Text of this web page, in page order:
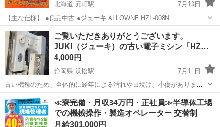
北海道 元町駅
7月13日
【主な仕様】 ●良品中古 ●ジューキ ALLOWNE HZL-008N …
北海道 札幌市 元町駅 生活家電 HZL
ご覧いただきありがとうございます。
JUKI（ジューキ）の古い電子ミシン「HZ…
4,000円
静岡県 浜松駅
7月11日
古い機種のため、全体的に経年による汚れや日焼け、小傷がありま
す。 電源コードを繋ぎ、通電することのみ確認しました。/ 実際に布
を縫うテストは行っていません。/ 動作未確認のためジャンク扱いとさ
せていただきます。） ・電源コ...
静岡 浜松市 浜松駅 生活家電 HZL
≪寮完備・月収34万円・正社員≫半導体工場
での機械操作・製造オペレーター 交替制
月給301,000円